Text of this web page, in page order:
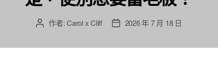
文 作者:Carol x Cliff
文 2026 年 7 月 18 日